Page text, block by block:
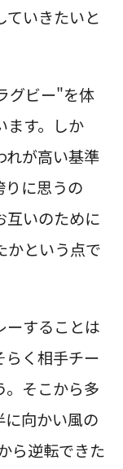
ていきたいと
グビー"を体
ます。しか
れが高い基準
りに思うの
互いのために
かという点で
ーすることは
らく相手チー
。そこから多
に向かい風の
ら逆転できた